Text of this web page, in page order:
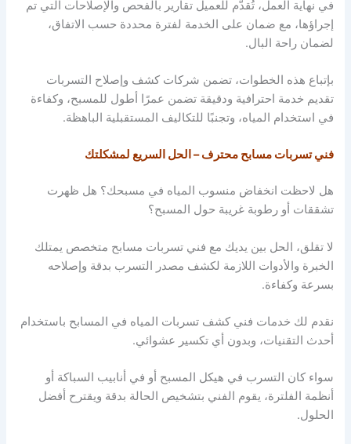
في نهاية العمل، تُقدَّم للعميل تقارير بالفحص والإصلاحات التي تم
إجراؤها، مع ضمان على الخدمة لفترة محددة حسب الاتفاق،
لضمان راحة البال.
بإتباع هذه الخطوات، تضمن شركات كشف وإصلاح التسربات
تقديم خدمة احترافية ودقيقة تضمن عمرًا أطول للمسبح، وكفاءة
في استخدام المياه، وتجنبًا للتكاليف المستقبلية الباهظة.
فني تسربات مسابح محترف – الحل السريع لمشكلتك
هل لاحظت انخفاض منسوب المياه في مسبحك؟ هل ظهرت
تشققات أو رطوبة غريبة حول المسبح؟
لا تقلق، الحل بين يديك مع فني تسربات مسابح متخصص يمتلك
الخبرة والأدوات اللازمة لكشف مصدر التسرب بدقة وإصلاحه
بسرعة وكفاءة.
نقدم لك خدمات فني كشف تسربات المياه في المسابح باستخدام
أحدث التقنيات، وبدون أي تكسير عشوائي.
سواء كان التسرب في هيكل المسبح أو في أنابيب السباكة أو
أنظمة الفلترة، يقوم الفني بتشخيص الحالة بدقة ويقترح أفضل
الحلول.